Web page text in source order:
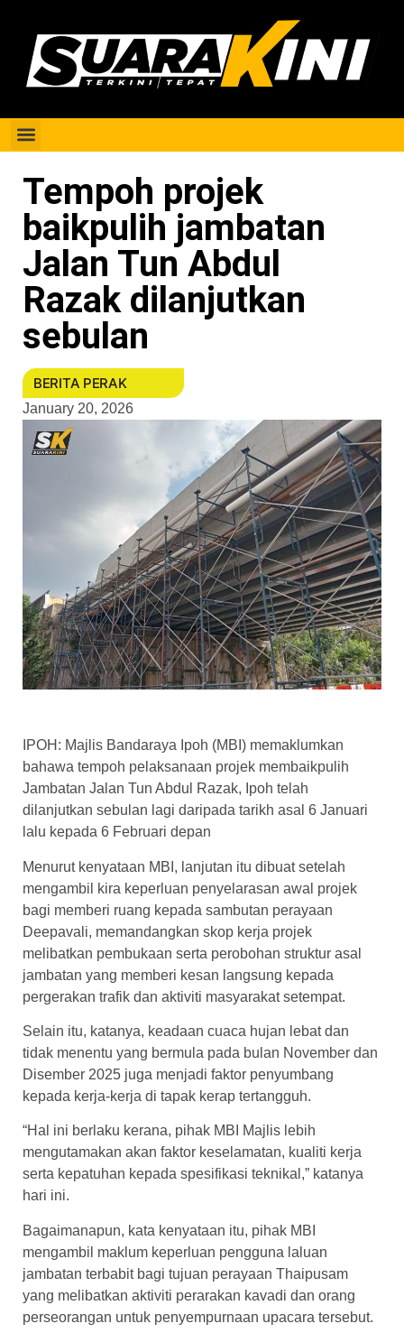
Tempoh projek
baikpulih jambatan
Jalan Tun Abdul
Razak dilanjutkan
sebulan
BERITA PERAK
January 20, 2026
IPOH: Majlis Bandaraya Ipoh (MBI) memaklumkan
bahawa tempoh pelaksanaan projek membaikpulih
Jambatan Jalan Tun Abdul Razak, Ipoh telah
dilanjutkan sebulan lagi daripada tarikh asal 6 Januari
lalu kepada 6 Februari depan
Menurut kenyataan MBI, lanjutan itu dibuat setelah
mengambil kira keperluan penyelarasan awal projek
bagi memberi ruang kepada sambutan perayaan
Deepavali, memandangkan skop kerja projek
melibatkan pembukaan serta perobohan struktur asal
jambatan yang memberi kesan langsung kepada
pergerakan trafik dan aktiviti masyarakat setempat.
Selain itu, katanya, keadaan cuaca hujan lebat dan
tidak menentu yang bermula pada bulan November dan
Disember 2025 juga menjadi faktor penyumbang
kepada kerja-kerja di tapak kerap tertangguh.
“Hal ini berlaku kerana, pihak MBI Majlis lebih
mengutamakan akan faktor keselamatan, kualiti kerja
serta kepatuhan kepada spesifikasi teknikal,” katanya
hari ini.
Bagaimanapun, kata kenyataan itu, pihak MBI
mengambil maklum keperluan pengguna laluan
jambatan terbabit bagi tujuan perayaan Thaipusam
yang melibatkan aktiviti perarakan kavadi dan orang
perseorangan untuk penyempurnaan upacara tersebut.